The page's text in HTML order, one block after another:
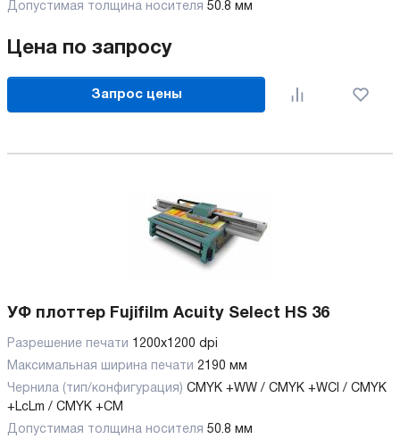
Допустимая толщина носителя 50.8 мм
Цена по запросу
Запрос цены
УФ плоттер Fujifilm Acuity Select HS 36
Разрешение печати 1200x1200 dpi
Максимальная ширина печати 2190 мм
Чернила (тип/конфигурация) CMYK +WW / CMYK +WCl / CMYK
+LcLm / CMYK +CM
Допустимая толщина носителя 50.8 мм